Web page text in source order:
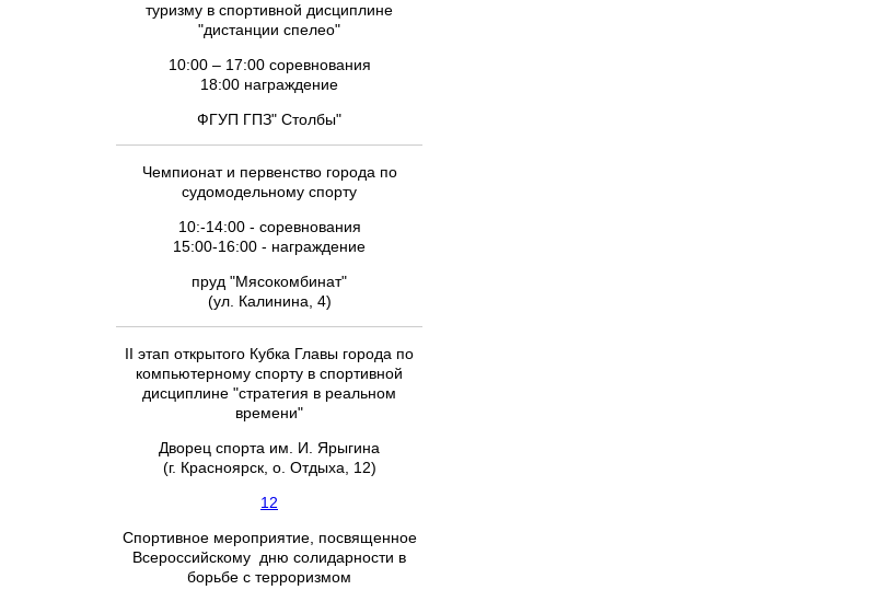
туризму в спортивной дисциплине
"дистанции спелео"
10:00 – 17:00 соревнования
18:00 награждение
ФГУП ГПЗ" Столбы"
Чемпионат и первенство города по
судомодельному спорту
10:-14:00 - соревнования
15:00-16:00 - награждение
пруд "Мясокомбинат"
(ул. Калинина, 4)
II этап открытого Кубка Главы города по
компьютерному спорту в спортивной
дисциплине "стратегия в реальном
времени"
Дворец спорта им. И. Ярыгина
(г. Красноярск, о. Отдыха, 12)
12
Спортивное мероприятие, посвященное
Всероссийскому дню солидарности в
борьбе с терроризмом